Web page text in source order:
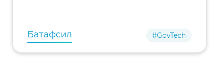
Батафсил #GovTech